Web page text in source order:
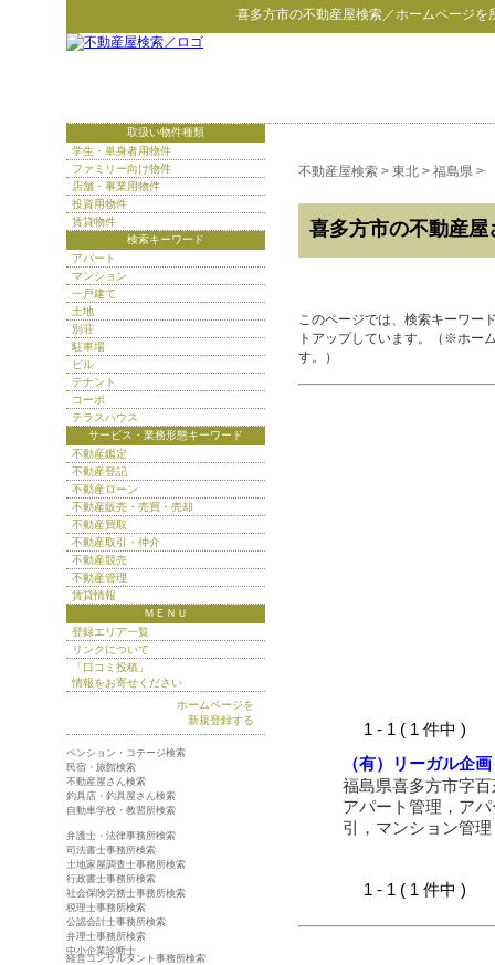
喜多方市の不動産屋検索／ホームページを
不動産屋検索 > 東北 > 福島県 >
喜多方市の不動産屋
このページでは、検索キーワー
トアップしています。（※ホー
す。）
1 - 1 ( 1 件中 )
（有）リーガル企画
福島県喜多方市字
アパート管理，ア
引，マンション管
1 - 1 ( 1 件中 )
取扱い物件種類
学生・単身者用物件
ファミリー向け物件
店舗・事業用物件
投資用物件
賃貸物件
検索キーワード
アパート
マンション
一戸建て
土地
別荘
駐車場
ビル
テナント
コーポ
テラスハウス
サービス・業務形態キーワード
不動産鑑定
不動産登記
不動産ローン
不動産販売・売買・売却
不動産買取
不動産取引・仲介
不動産競売
不動産管理
賃貸情報
ＭＥＮＵ
登録エリア一覧
リンクについて
「口コミ投稿」
情報をお寄せください
ホームページを
新規登録する
ペンション・コテージ検索
民宿・旅館検索
不動産屋さん検索
釣具店・釣具屋さん検索
自動車学校・教習所検索
弁護士・法律事務所検索
司法書士事務所検索
土地家屋調査士事務所検索
行政書士事務所検索
社会保険労務士事務所検索
税理士事務所検索
公認会計士事務所検索
弁理士事務所検索
中小企業診断士
経営コンサルタント事務所検索